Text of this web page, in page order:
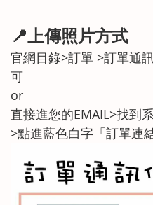
📍上傳照片方式
官網目錄>訂單 >訂單通
可
or
直接進您的EMAIL>找到
>點進藍色白字「訂單連